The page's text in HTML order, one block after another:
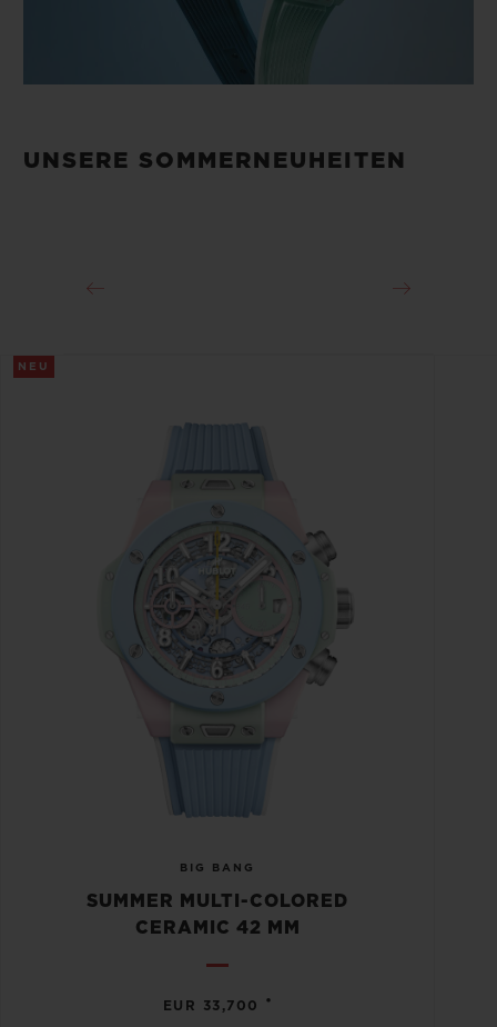
UNSERE SOMMERNEUHEITEN
NEU
BIG BANG
SUMMER MULTI-COLORED
CERAMIC 42 MM
EUR 33,700 •